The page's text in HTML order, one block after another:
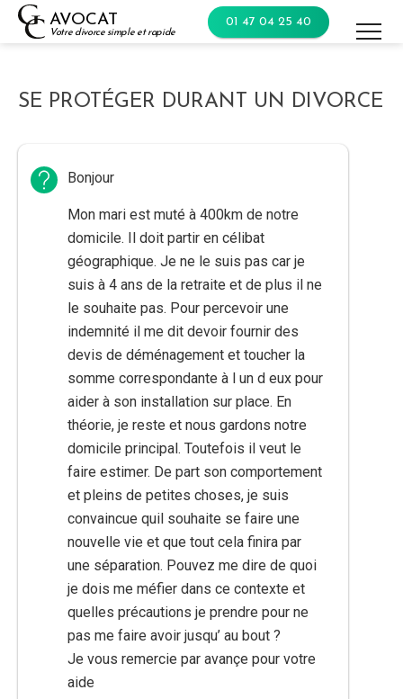
Skip
AVOCAT
Votre divorce simple et rapide
01 47 04 25 40
SE PROTÉGER DURANT UN DIVORCE
Bonjour
Mon mari est muté à 400km de notre
domicile. Il doit partir en célibat
géographique. Je ne le suis pas car je
suis à 4 ans de la retraite et de plus il ne
le souhaite pas. Pour percevoir une
indemnité il me dit devoir fournir des
devis de déménagement et toucher la
somme correspondante à l un d eux pour
aider à son installation sur place. En
théorie, je reste et nous gardons notre
domicile principal. Toutefois il veut le
faire estimer. De part son comportement
et pleins de petites choses, je suis
convaincue quil souhaite se faire une
nouvelle vie et que tout cela finira par
une séparation. Pouvez me dire de quoi
je dois me méfier dans ce contexte et
quelles précautions je prendre pour ne
pas me faire avoir jusqu’ au bout ?
Je vous remercie par avançe pour votre
aide